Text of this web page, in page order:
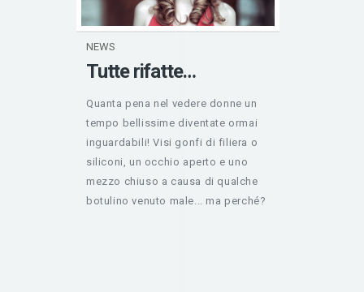
NEWS
Tutte rifatte…
Quanta pena nel vedere donne un
tempo bellissime diventate ormai
inguardabili! Visi gonfi di filiera o
siliconi, un occhio aperto e uno
mezzo chiuso a causa di qualche
botulino venuto male... ma perché?